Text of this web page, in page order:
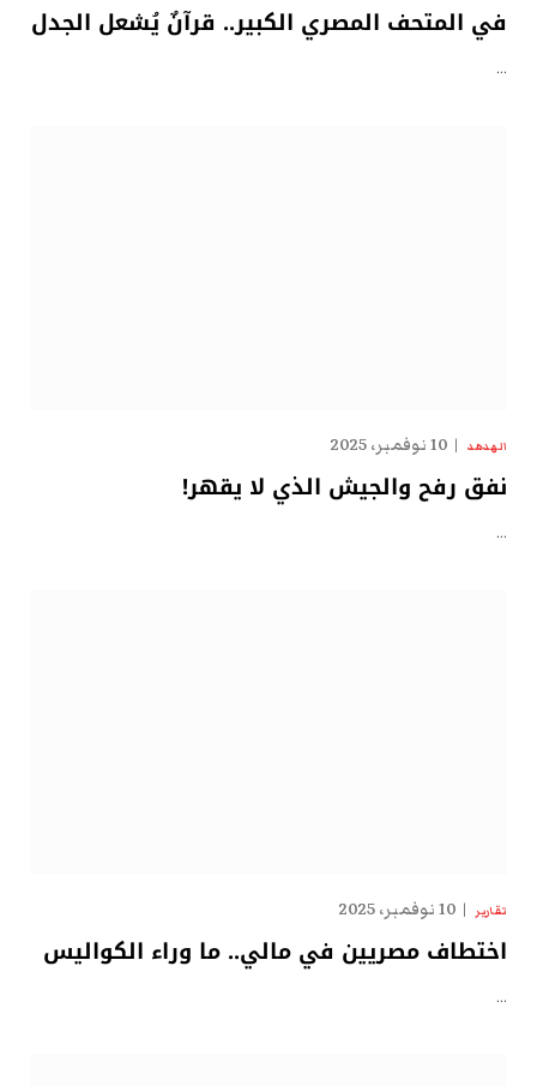
في المتحف المصري الكبير.. قرآنٌ يُشعل الجدل
…
الهدهد 10 نوفمبر، 2025
نفق رفح والجيش الذي لا يقهر!
…
تقارير 10 نوفمبر، 2025
اختطاف مصريين في مالي.. ما وراء الكواليس
…